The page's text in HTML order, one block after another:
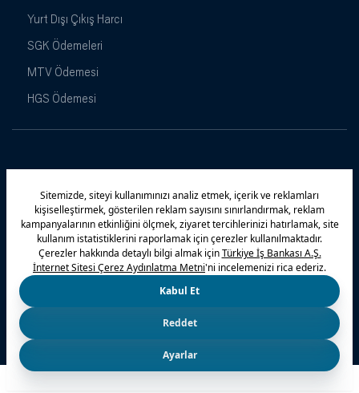
Yurt Dışı Çıkış Harcı
SGK Ödemeleri
MTV Ödemesi
HGS Ödemesi
© 2026 Türkiye İş Bankası A.Ş.
Maximiles Kampanyalar Yasal Uyarı Güvenlik
Gizlilik Politikamız Bilgi Toplumu Hizmetleri
Çerez Politikası Kişisel Verilerin Korunması